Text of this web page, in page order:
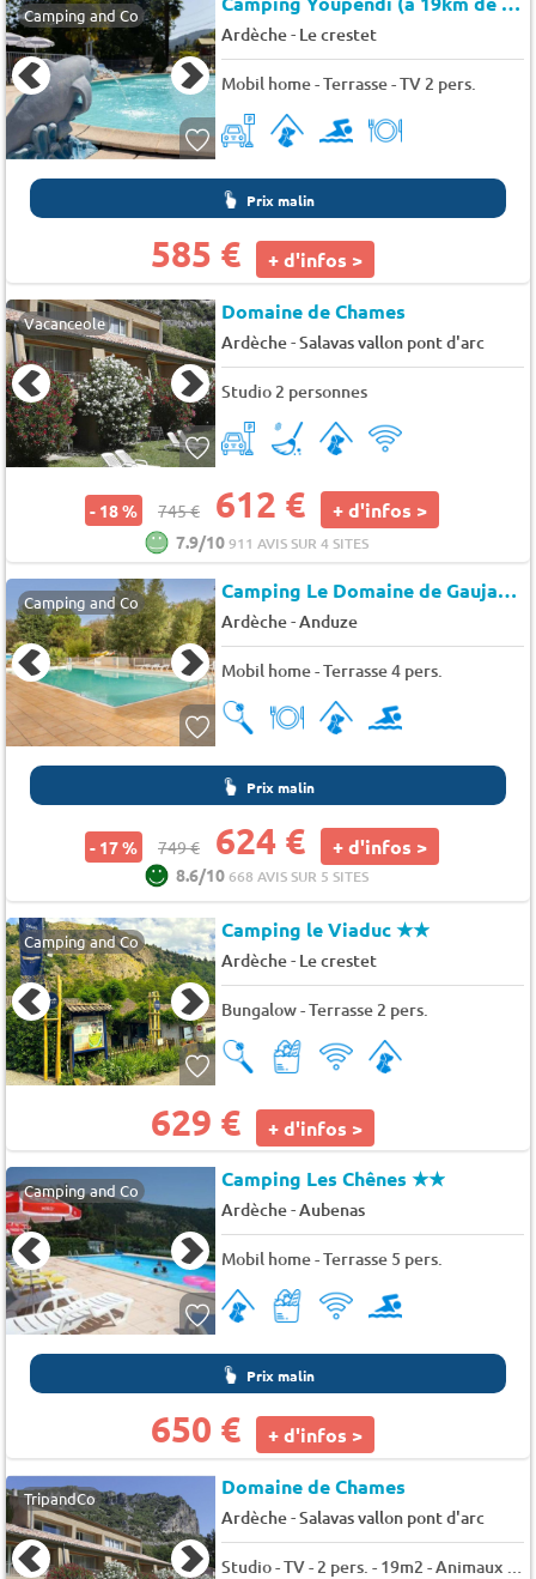
Camping and Co
Ardèche- Le crestet
Mobil home - Terrasse - TV 2 pers.
Prix malin
585 € + d'infos >
Vacanceole Domaine de Chames
Ardèche-Salavas vallon pont d'arc
Studio 2 personnes
- 18 % 745 € 612 € + d'infos >
7.9/10911 AVIS SUR 4 SITES
Camping and Co Camping Le Domaine de Gaujac
Ardèche-Anduze
Mobil home - Terrasse 4 pers.
Prix malin
- 17 % 749 € 624 € + d'infos >
8.6/10668 AVIS SUR 5 SITES
Camping and Co Camping le Viaduc★★
Ardèche- Le crestet
Bungalow - Terrasse 2 pers.
629 € + d'infos >
Camping and Co Camping Les Chênes★★
Ardèche-Aubenas
Mobil home - Terrasse 5 pers.
Prix malin
650 € + d'infos >
TripandCo Domaine de Chames
Ardèche-Salavas vallon pont d'arc
Studio - TV - 2 pers. - 19m2 - Animaux admis